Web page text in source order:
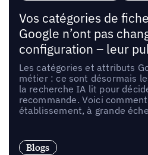
Vos catégories de
Google n’ont pas
configuration – leur
Les catégories et attributs
métier : ce sont désormais
la recherche IA lit pour
recommande. Voici
établissement, à grande
Blogs